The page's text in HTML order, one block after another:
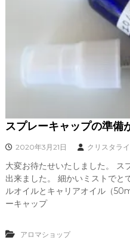
スプレーキャップの準備
2020年3月21日 クリスタラ
大変お待たせいたしました。 ス
出来ました。 細かいミストでと
ルオイルとキャリアオイル（
ーキャップ
アロマショップ